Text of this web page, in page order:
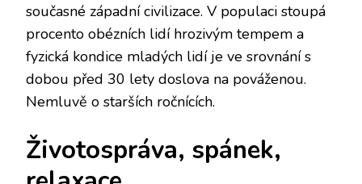
současné západní civilizace. V populaci stoupá
procento obézních lidí hrozivým tempem a
fyzická kondice mladých lidí je ve srovnání s
dobou před 30 lety doslova na pováženou.
Nemluvě o starších ročnících.
Životospráva, spánek,